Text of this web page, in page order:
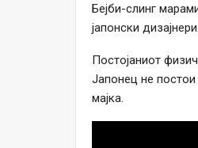
Бејби-слинг
јапонски
Постојаниот
Јапонец не
мајка.